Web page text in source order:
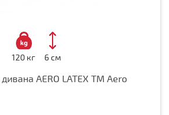
120 кг 6 см
AERO LATEX TM Aero